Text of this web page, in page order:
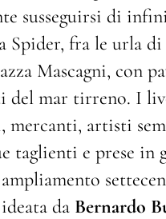
susseguirsi di
Spider, fra le urla di
Mascagni, con
del mar tirreno. I
mercanti, artisti
taglienti e prese
da Bernardo